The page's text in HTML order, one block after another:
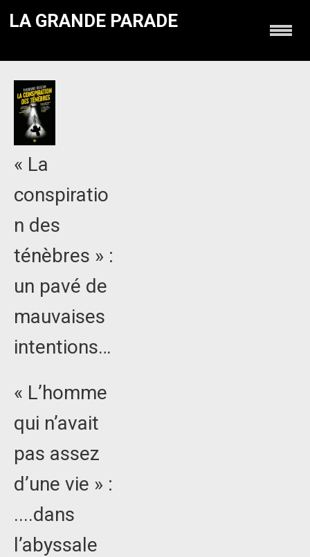
LA GRANDE PARADE
« La
conspiratio
n des
ténèbres » :
un pavé de
mauvaises
intentions…
« L’homme
qui n’avait
pas assez
d’une vie » :
....dans
l’abyssale